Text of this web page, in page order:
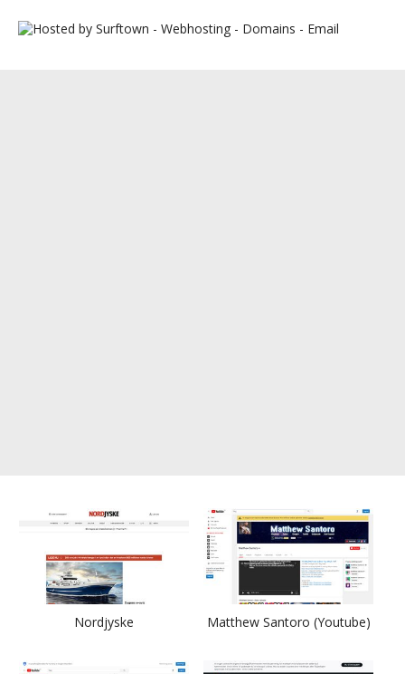
Nordjyske Matthew Santoro (Youtube)